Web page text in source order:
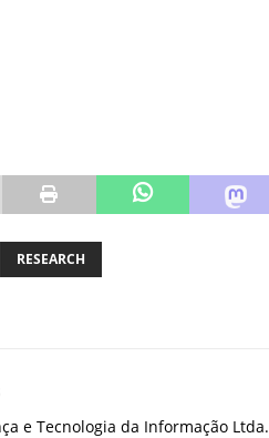
RESEARCH
e Tecnologia da Informação Ltda.